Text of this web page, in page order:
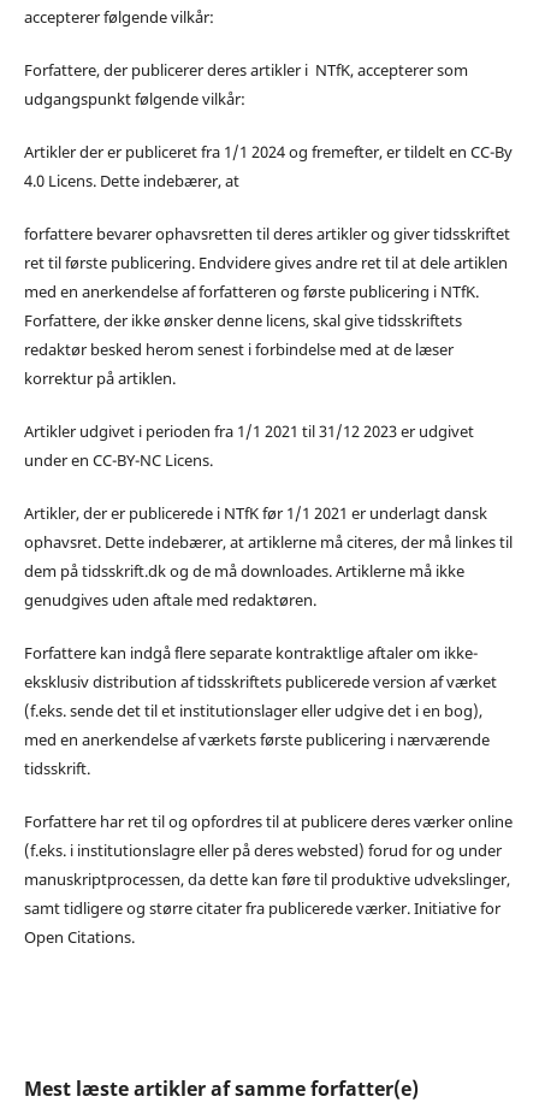
accepterer følgende vilkår:
Forfattere, der publicerer deres artikler i NTfK, accepterer som
udgangspunkt følgende vilkår:
Artikler der er publiceret fra 1/1 2024 og fremefter, er tildelt en CC-By
4.0 Licens. Dette indebærer, at
forfattere bevarer ophavsretten til deres artikler og giver tidsskriftet
ret til første publicering. Endvidere gives andre ret til at dele artiklen
med en anerkendelse af forfatteren og første publicering i NTfK.
Forfattere, der ikke ønsker denne licens, skal give tidsskriftets
redaktør besked herom senest i forbindelse med at de læser
korrektur på artiklen.
Artikler udgivet i perioden fra 1/1 2021 til 31/12 2023 er udgivet
under en CC-BY-NC Licens.
Artikler, der er publicerede i NTfK før 1/1 2021 er underlagt dansk
ophavsret. Dette indebærer, at artiklerne må citeres, der må linkes til
dem på tidsskrift.dk og de må downloades. Artiklerne må ikke
genudgives uden aftale med redaktøren.
Forfattere kan indgå flere separate kontraktlige aftaler om ikke-
eksklusiv distribution af tidsskriftets publicerede version af værket
(f.eks. sende det til et institutionslager eller udgive det i en bog),
med en anerkendelse af værkets første publicering i nærværende
tidsskrift.
Forfattere har ret til og opfordres til at publicere deres værker online
(f.eks. i institutionslagre eller på deres websted) forud for og under
manuskriptprocessen, da dette kan føre til produktive udvekslinger,
samt tidligere og større citater fra publicerede værker. Initiative for
Open Citations.
Mest læste artikler af samme forfatter(e)